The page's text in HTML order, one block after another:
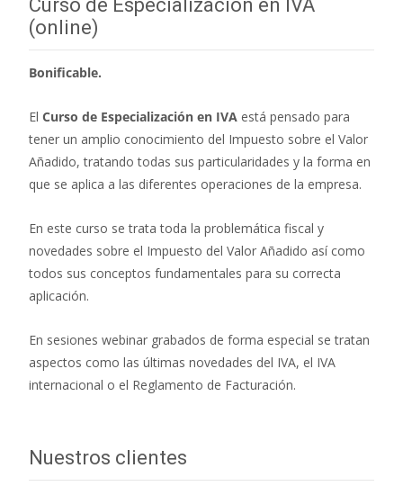
Curso de Especialización en IVA
(online)
Bonificable.
El Curso de Especialización en IVA está pensado para
tener un amplio conocimiento del Impuesto sobre el Valor
Añadido, tratando todas sus particularidades y la forma en
que se aplica a las diferentes operaciones de la empresa.
En este curso se trata toda la problemática fiscal y
novedades sobre el Impuesto del Valor Añadido así como
todos sus conceptos fundamentales para su correcta
aplicación.
En sesiones webinar grabados de forma especial se tratan
aspectos como las últimas novedades del IVA, el IVA
internacional o el Reglamento de Facturación.
Nuestros clientes